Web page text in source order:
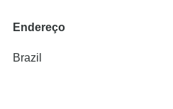
Endereço
Brazil